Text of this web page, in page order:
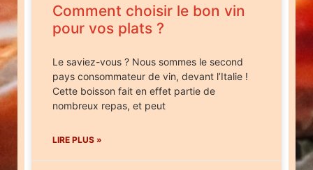
Comment choisir le bon vin
pour vos plats ?
Le saviez-vous ? Nous sommes le second
pays consommateur de vin, devant l’Italie !
Cette boisson fait en effet partie de
nombreux repas, et peut
LIRE PLUS »